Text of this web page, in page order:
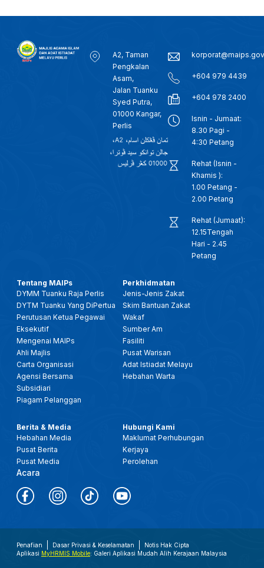
A2, Taman
Pengkalan
Asam,
Jalan Tuanku
Syed Putra,
01000 Kangar,
Perlis
+604 979 4439
+604 978 2400
Isnin - Jumaat:
8.30 Pagi -
4:30 Petang
Rehat (Isnin -
Khamis ):
1.00 Petang -
2.00 Petang
Rehat (Jumaat):
12.15Tengah
Hari - 2.45
Petang
Tentang MAIPs
DYMM Tuanku Raja Perlis
DYTM Tuanku Yang DiPertua
Perutusan Ketua Pegawai
Eksekutif
Mengenai MAIPs
Ahli Majlis
Carta Organisasi
Agensi Bersama
Subsidiari
Piagam Pelanggan
Perkhidmatan
Jenis-Jenis Zakat
Skim Bantuan Zakat
Wakaf
Sumber Am
Fasiliti
Pusat Warisan
Adat Istiadat Melayu
Hebahan Warta
Berita & Media
Hebahan Media
Pusat Berita
Pusat Media
Acara
Hubungi Kami
Maklumat Perhubungan
Kerjaya
Perolehan
Penafian Dasar Privasi & Keselamatan
Notis Hak Cipta
Aplikasi MyHRMIS Mobile: Galeri Aplikasi Mudah Alih Kerajaan Malaysia